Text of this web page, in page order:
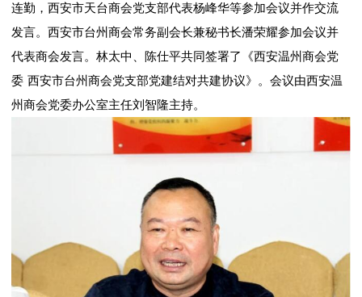
连勤，西安市天台商会党支部代表杨峰华等参加会议并作交流
发言。西安市台州商会常务副会长兼秘书长潘荣耀参加会议并
代表商会发言。林太中、陈仕平共同签署了《西安温州商会党
委 西安市台州商会党支部党建结对共建协议》。会议由西安温
州商会党委办公室主任刘智隆主持。